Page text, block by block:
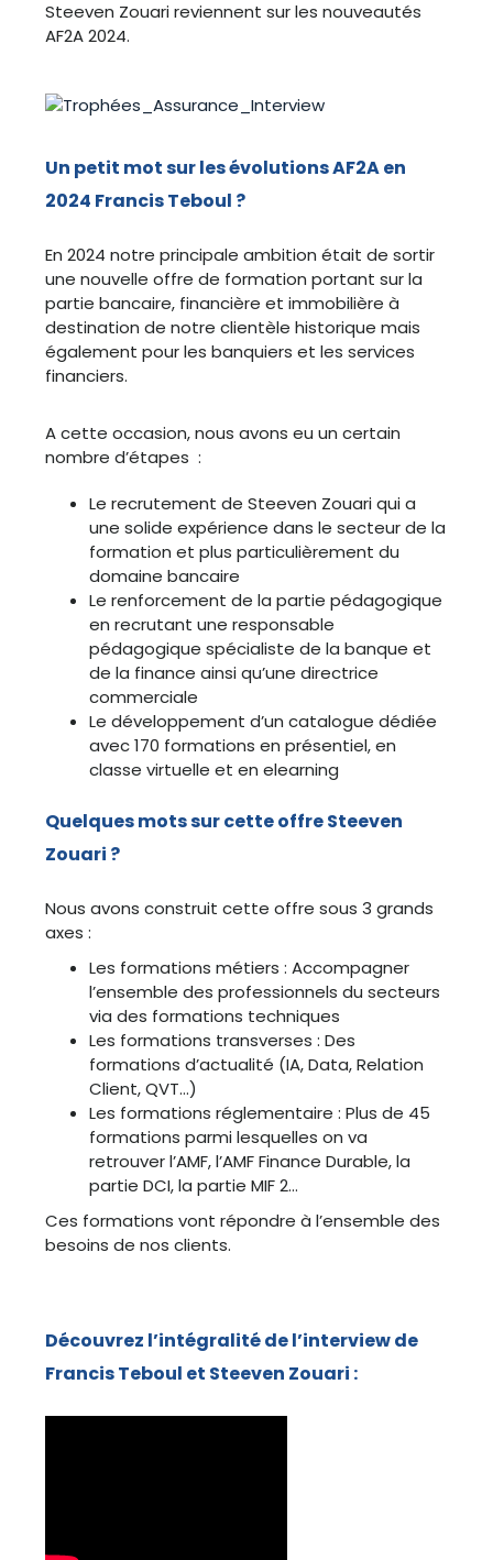
Steeven Zouari reviennent sur les nouveautés
AF2A 2024.
Un petit mot sur les évolutions AF2A en
2024 Francis Teboul ?
En 2024 notre principale ambition était de sortir
une nouvelle offre de formation portant sur la
partie bancaire, financière et immobilière à
destination de notre clientèle historique mais
également pour les banquiers et les services
financiers.
A cette occasion, nous avons eu un certain
nombre d’étapes :
Le recrutement de Steeven Zouari qui a
une solide expérience dans le secteur de la
formation et plus particulièrement du
domaine bancaire
Le renforcement de la partie pédagogique
en recrutant une responsable
pédagogique spécialiste de la banque et
de la finance ainsi qu’une directrice
commerciale
Le développement d’un catalogue dédiée
avec 170 formations en présentiel, en
classe virtuelle et en elearning
Quelques mots sur cette offre Steeven
Zouari ?
Nous avons construit cette offre sous 3 grands
axes :
Les formations métiers : Accompagner
l’ensemble des professionnels du secteurs
via des formations techniques
Les formations transverses : Des
formations d’actualité (IA, Data, Relation
Client, QVT…)
Les formations réglementaire : Plus de 45
formations parmi lesquelles on va
retrouver l’AMF, l’AMF Finance Durable, la
partie DCI, la partie MIF 2…
Ces formations vont répondre à l’ensemble des
besoins de nos clients.
Découvrez l’intégralité de l’interview de
Francis Teboul et Steeven Zouari :